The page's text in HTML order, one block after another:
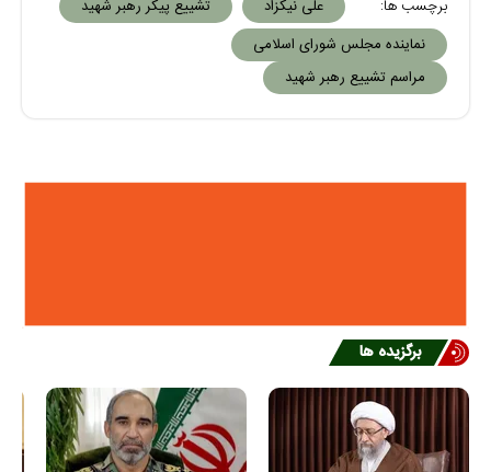
برچسب ها: علی نیکزاد
تشییع پیکر رهبر شهید
نماینده مجلس شورای اسلامی
مراسم تشییع رهبر شهید
برگزیده ها